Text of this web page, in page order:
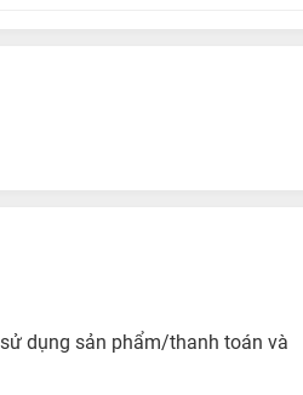
dụng sản phẩm/thanh toán và